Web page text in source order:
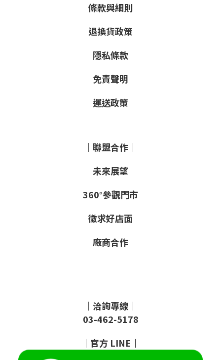
條款與細則
退換貨政策
隱私條款
免責聲明
運送政策
｜聯盟合作｜
未來展望
360°參觀門市
徵求好店面
廠商合作
｜洽詢專線｜
03-462-5178
｜ 官方 LINE ｜